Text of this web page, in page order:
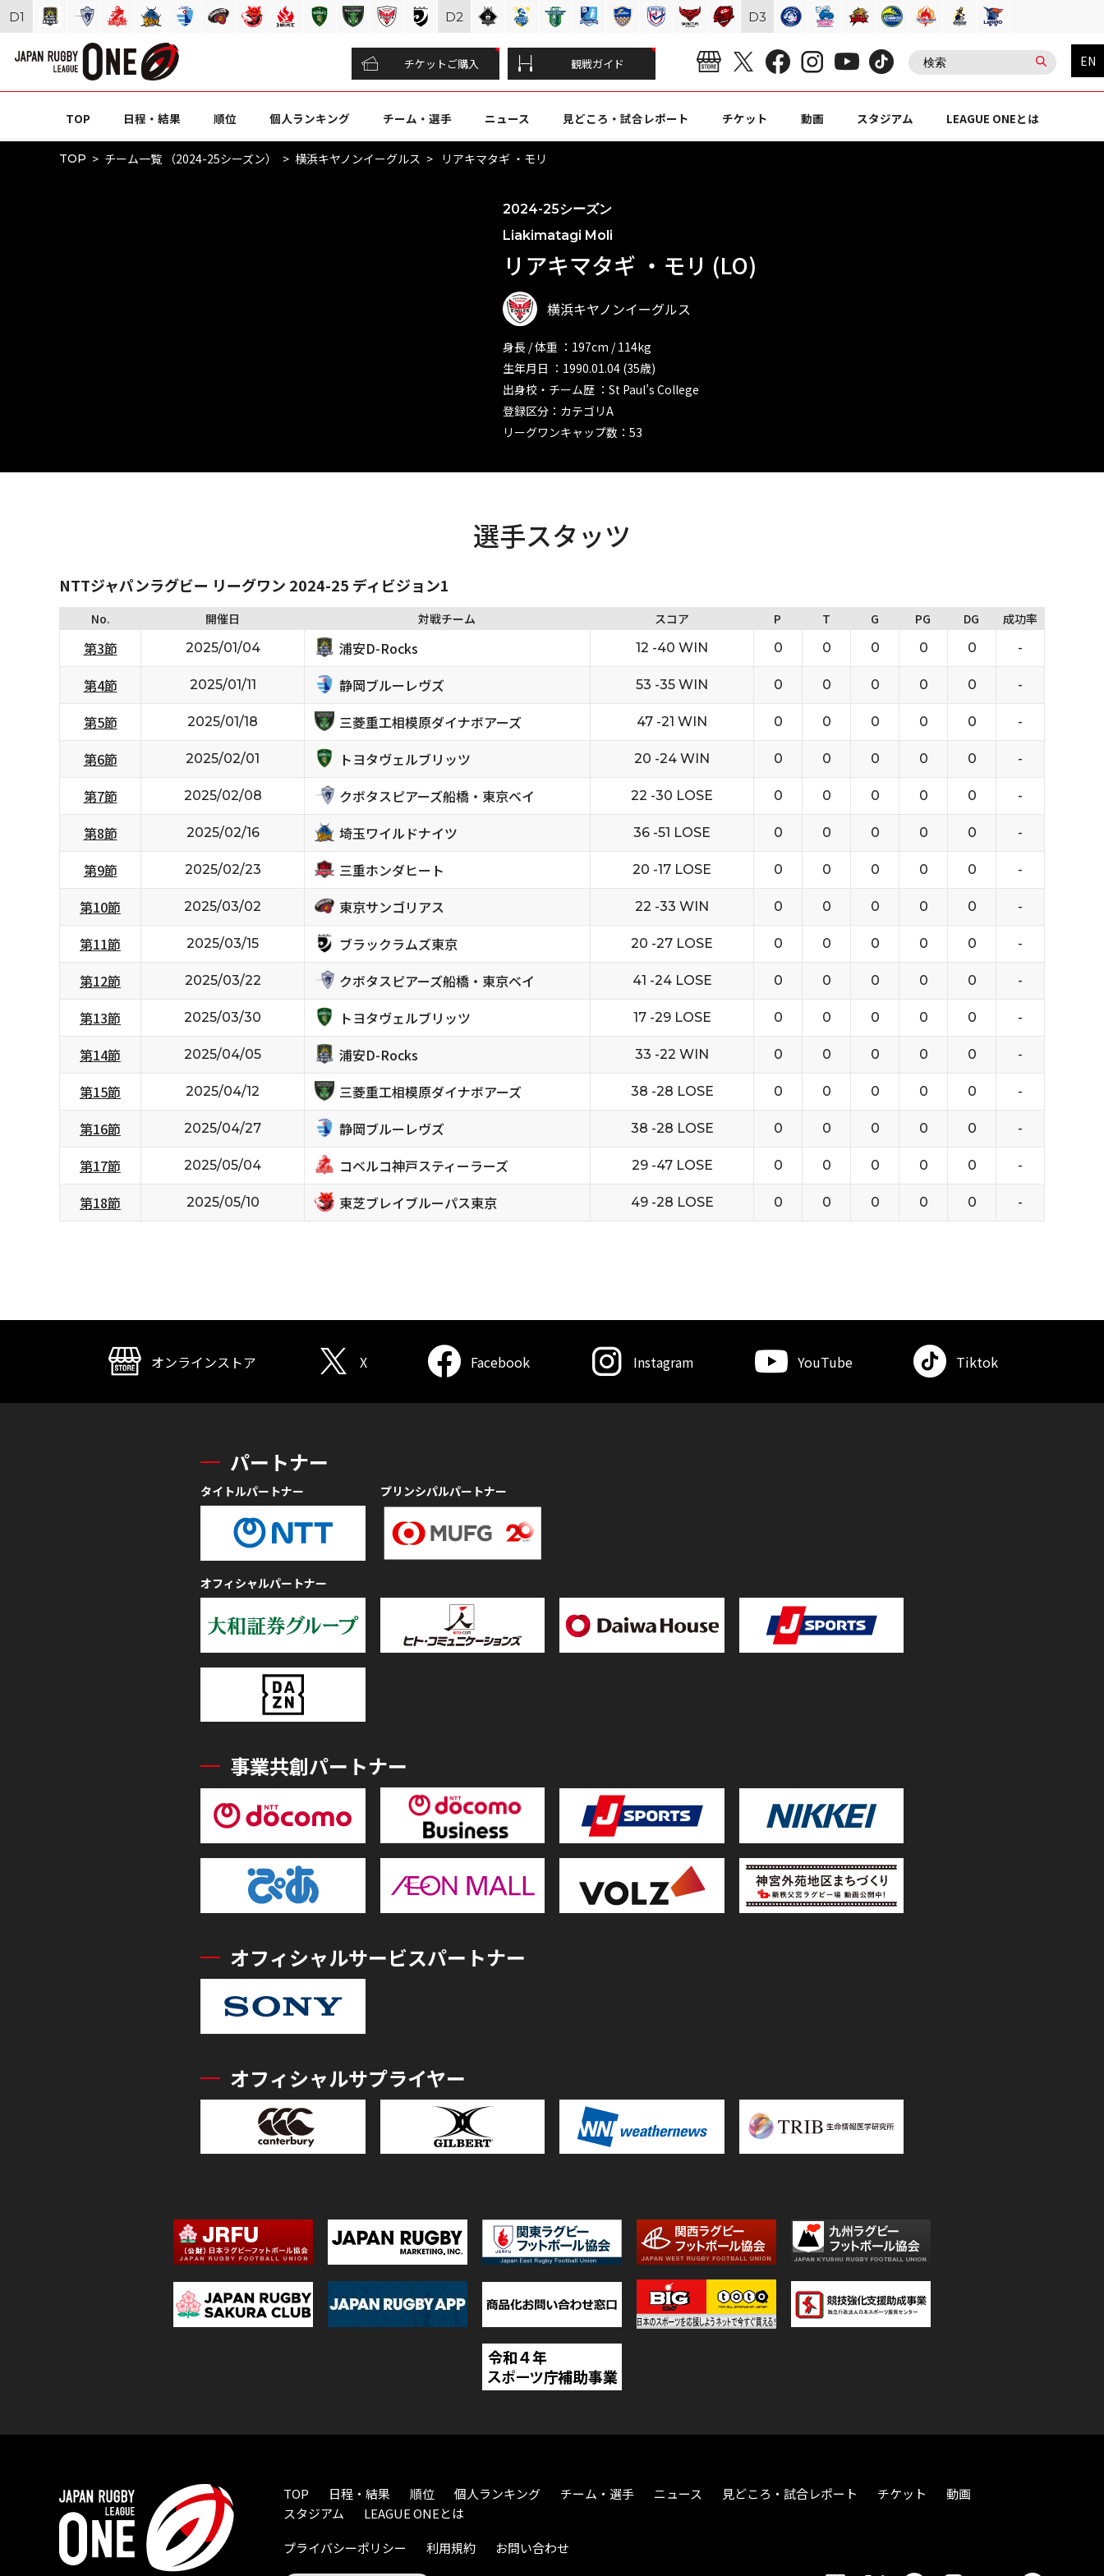
チケットご購入 観戦ガイド EN
TOP 日程・結果 順位 個人ランキング チーム・選手 ニュース 見どころ・試合レポート チケット 動画 スタジアム LEAGUE ONEとは
TOP チーム一覧 （2024-25シーズン） 横浜キヤノンイーグルス リアキマタギ ・モリ
2024-25シーズン
Liakimatagi Moli
リアキマタギ ・モリ (LO)
横浜キヤノンイーグルス
身長 / 体重 ：197cm / 114kg
生年月日 ：1990.01.04 (35歳)
出身校・チーム歴 ：St Paul’s College
登録区分：カテゴリA
リーグワンキャップ数：53
選手スタッツ
NTTジャパンラグビー リーグワン 2024-25 ディビジョン1
No. 開催日 対戦チーム スコア P T G PG DG 成功率
第3節 2025/01/04 浦安D-Rocks 12 -40 WIN 0 0 0 0 0 -
第4節 2025/01/11 静岡ブルーレヴズ 53 -35 WIN 0 0 0 0 0 -
第5節 2025/01/18 三菱重工相模原ダイナボアーズ 47 -21 WIN 0 0 0 0 0 -
第6節 2025/02/01 トヨタヴェルブリッツ 20 -24 WIN 0 0 0 0 0 -
第7節 2025/02/08 クボタスピアーズ船橋・東京ベイ 22 -30 LOSE 0 0 0 0 0 -
第8節 2025/02/16 埼玉ワイルドナイツ 36 -51 LOSE 0 0 0 0 0 -
第9節 2025/02/23 三重ホンダヒート 20 -17 LOSE 0 0 0 0 0 -
第10節 2025/03/02 東京サンゴリアス 22 -33 WIN 0 0 0 0 0 -
第11節 2025/03/15 ブラックラムズ東京 20 -27 LOSE 0 0 0 0 0 -
第12節 2025/03/22 クボタスピアーズ船橋・東京ベイ 41 -24 LOSE 0 0 0 0 0 -
第13節 2025/03/30 トヨタヴェルブリッツ 17 -29 LOSE 0 0 0 0 0 -
第14節 2025/04/05 浦安D-Rocks 33 -22 WIN 0 0 0 0 0 -
第15節 2025/04/12 三菱重工相模原ダイナボアーズ 38 -28 LOSE 0 0 0 0 0 -
第16節 2025/04/27 静岡ブルーレヴズ 38 -28 LOSE 0 0 0 0 0 -
第17節 2025/05/04 コベルコ神戸スティーラーズ 29 -47 LOSE 0 0 0 0 0 -
第18節 2025/05/10 東芝ブレイブルーパス東京 49 -28 LOSE 0 0 0 0 0 -
D1 D2 D3
オンラインストア X Facebook Instagram YouTube Tiktok
パートナー
タイトルパートナー プリンシパルパートナー
オフィシャルパートナー
事業共創パートナー
オフィシャルサービスパートナー
オフィシャルサプライヤー
TOP 日程・結果 順位 個人ランキング チーム・選手 ニュース 見どころ・試合レポート チケット
動画
スタジアム
LEAGUE ONEとは
プライバシーポリシー
利用規約 お問い合わせ